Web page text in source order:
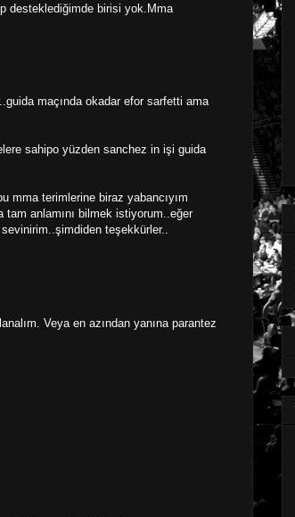
desteklediğimde birisi yok.Mma
maçında okadar efor sarfetti ama
sahipo yüzden sanchez in işi guida
mma terimlerine biraz yabancıyım
anlamını bilmek istiyorum..eğer
teşekkürler..
Veya en azından yanına parantez